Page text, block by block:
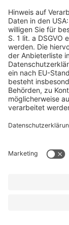
Vermarktung
Werbeinhalten.
der Nutzer
messen. Hierzu
gleichen Zweck
angelegt
Zusammenhang
betrachteten
verwendete
generell auch auf
weiteren Daten
Darüber hinaus
von